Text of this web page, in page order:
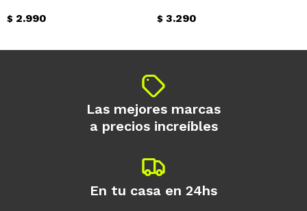
$ 2.990 $ 3.290
Las mejores marcas
a precios increíbles
En tu casa en 24hs